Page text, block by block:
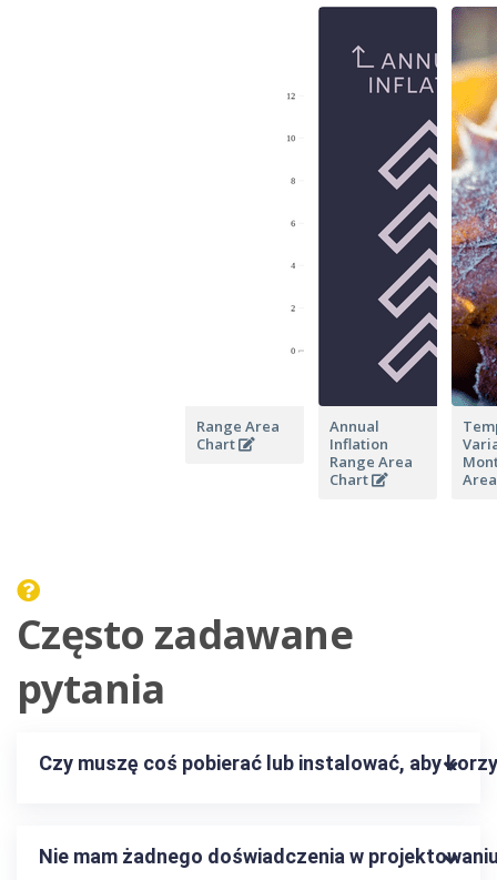
Range Area
Chart
Annual
Inflation
Range Area
Chart
Często zadawane
pytania
Czy muszę coś pobierać lub instalować, aby
Nie mam żadnego doświadczenia w